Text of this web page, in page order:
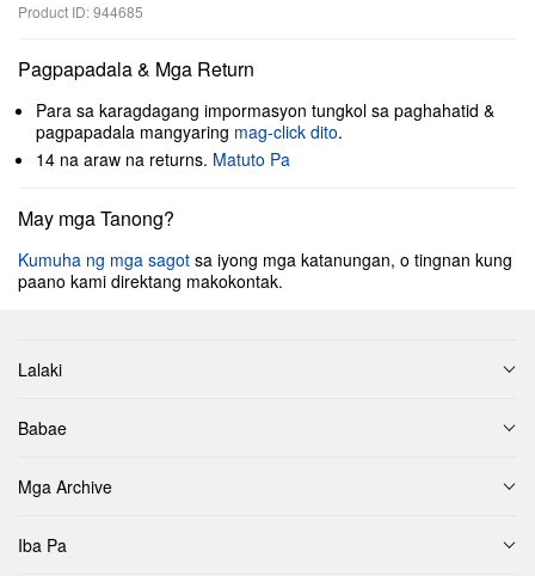
Product ID: 944685
Pagpapadala & Mga Return
Para sa karagdagang impormasyon tungkol sa paghahatid &
pagpapadala mangyaring mag-click dito.
14 na araw na returns. Matuto Pa
May mga Tanong?
Kumuha ng mga sagot sa iyong mga katanungan, o tingnan kung
paano kami direktang makokontak.
Lalaki
Babae
Mga Archive
Iba Pa